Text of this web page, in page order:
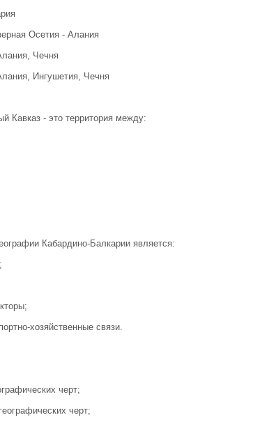
Осетия - Алания
Чечня
Ингушетия, Чечня
Кавказ - это территория между:
Кабардино-Балкарии является:
хозяйственные связи.
черт;
черт;